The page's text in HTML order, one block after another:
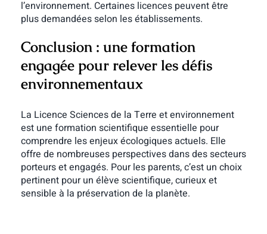
l’environnement. Certaines licences peuvent être
plus demandées selon les établissements.
Conclusion : une formation
engagée pour relever les défis
environnementaux
La Licence Sciences de la Terre et environnement
est une formation scientifique essentielle pour
comprendre les enjeux écologiques actuels. Elle
offre de nombreuses perspectives dans des secteurs
porteurs et engagés. Pour les parents, c’est un choix
pertinent pour un élève scientifique, curieux et
sensible à la préservation de la planète.